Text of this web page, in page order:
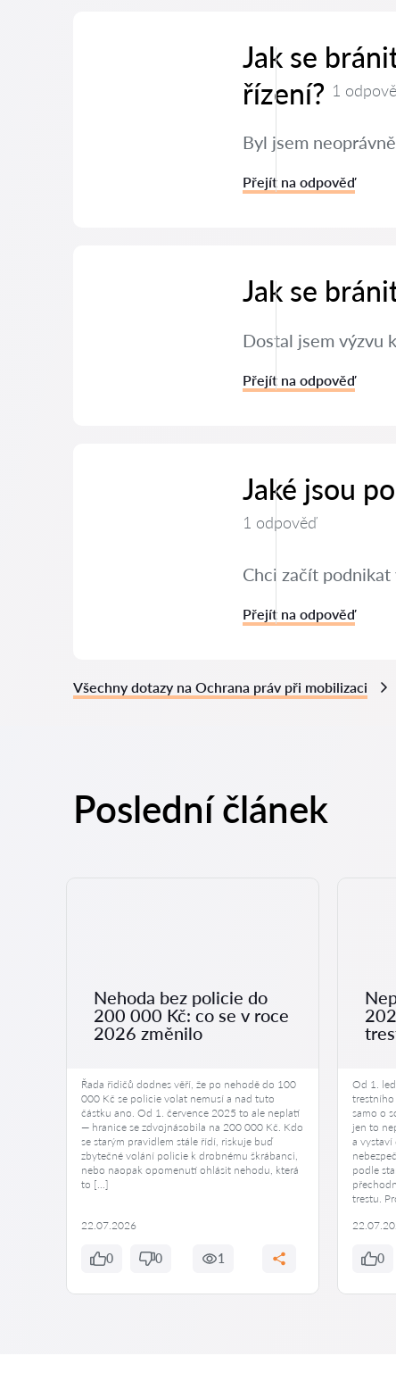
Jak se
řízení? 1
Byl jsem
Přejít na odpověď
Jak se
Dostal jsem výzvu
Přejít na odpověď
Jaké jsou
1 odpověď
Chci začít podnikat
Přejít na odpověď
Všechny dotazy na Ochrana práv při mobilizaci
Poslední článek
Nehoda bez policie do
200 000 Kč: co se v roce
2026 změnilo
Řada řidičů dodnes věří, že po nehodě do 100
000 Kč se policie volat nemusí a nad tuto
částku ano. Od 1. července 2025 to ale neplatí
— hranice se zdvojnásobila na 200 000 Kč. Kdo
se starým pravidlem stále řídí, riskuje buď
zbytečné volání policie k drobnému škrábanci,
nebo naopak opomenutí ohlásit nehodu, která
to […]
22.07.2026
0 0 1
Od 1.
trestního
samo o
jen to
a
podle
trestu.
0